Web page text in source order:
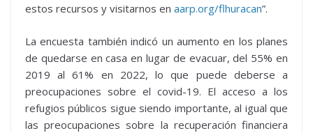
estos recursos y visitarnos en aarp.org/flhuracan”.
La encuesta también indicó un aumento en los planes
de quedarse en casa en lugar de evacuar, del 55% en
2019 al 61% en 2022, lo que puede deberse a
preocupaciones sobre el covid-19. El acceso a los
refugios públicos sigue siendo importante, al igual que
las preocupaciones sobre la recuperación financiera